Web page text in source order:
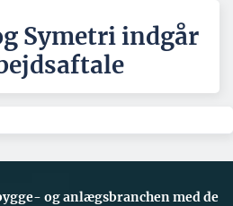
Symetri indgår
og anlægsbranchen med de